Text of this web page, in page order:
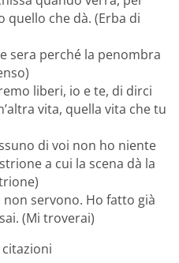
quello che dà. (Erba di
sera perché la penombra
liberi, io e te, di dirci
vita, quella vita che tu
di voi non ho niente
a cui la scena dà la
servono. Ho fatto già
(Mi troverai)